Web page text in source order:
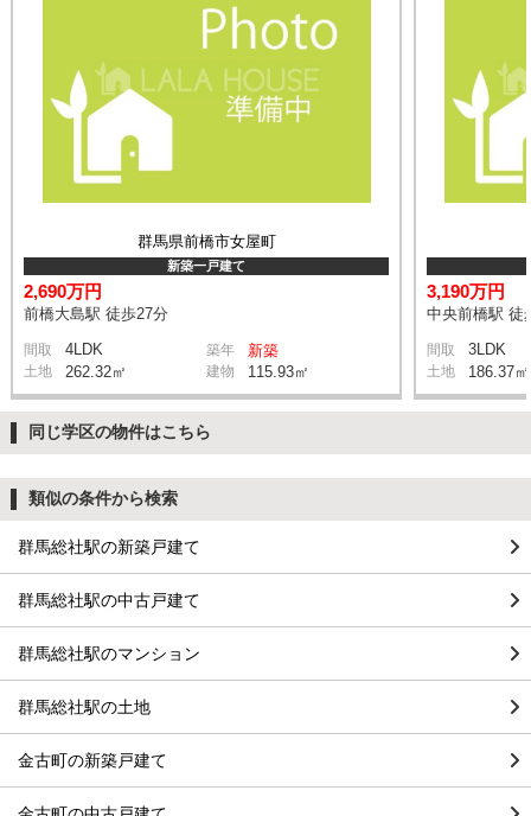
群馬県前橋市女屋町
新築一戸建て
2,690万円
前橋大島駅 徒歩27分
間取 4LDK 築年 新築
土地 262.32㎡ 建物 115.93㎡
3,190万円
中央前橋駅 徒
間取 3LDK
土地 186.37㎡
同じ学区の物件はこちら
類似の条件から検索
群馬総社駅の新築戸建て
群馬総社駅の中古戸建て
群馬総社駅のマンション
群馬総社駅の土地
金古町の新築戸建て